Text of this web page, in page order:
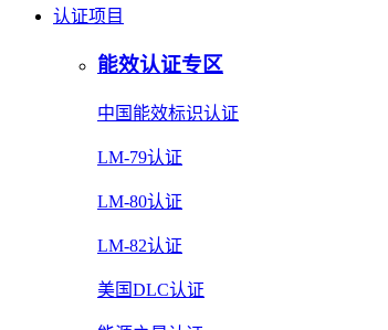
认证项目
能效认证专区
中国能效标识认证
LM-79认证
LM-80认证
LM-82认证
美国DLC认证